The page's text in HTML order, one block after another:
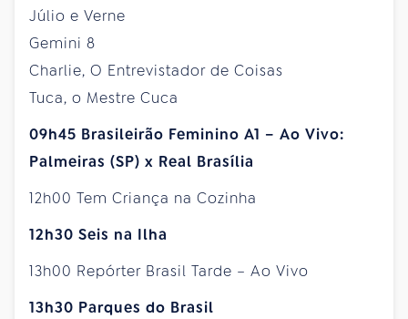
Júlio e Verne
Gemini 8
Charlie, O Entrevistador de Coisas
Tuca, o Mestre Cuca
09h45 Brasileirão Feminino A1 – Ao Vivo:
Palmeiras (SP) x Real Brasília
12h00 Tem Criança na Cozinha
12h30 Seis na Ilha
13h00 Repórter Brasil Tarde – Ao Vivo
13h30 Parques do Brasil